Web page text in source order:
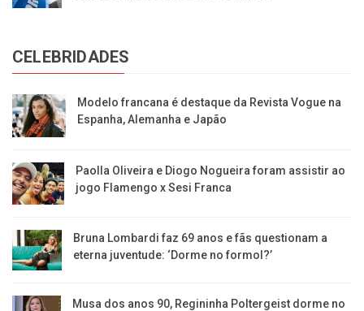
CELEBRIDADES
Modelo francana é destaque da Revista Vogue na
Espanha, Alemanha e Japão
Paolla Oliveira e Diogo Nogueira foram assistir ao
jogo Flamengo x Sesi Franca
Bruna Lombardi faz 69 anos e fãs questionam a
eterna juventude: ‘Dorme no formol?’
Musa dos anos 90, Regininha Poltergeist dorme no